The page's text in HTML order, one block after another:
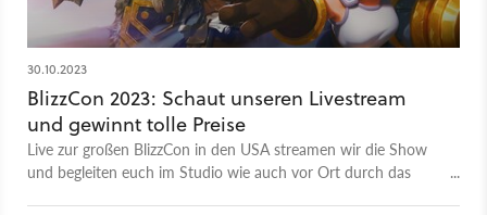
30.10.2023
BlizzCon 2023: Schaut unseren Livestream
und gewinnt tolle Preise
Live zur großen BlizzCon in den USA streamen wir die Show
und begleiten euch im Studio wie auch vor Ort durch das